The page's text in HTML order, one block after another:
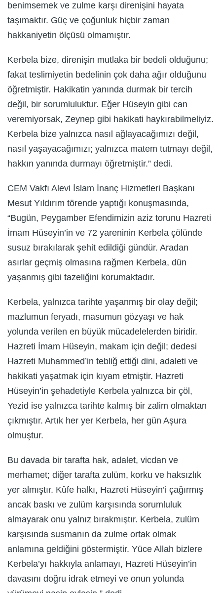
benimsemek ve zulme karşı direnişini hayata
taşımaktır. Güç ve çoğunluk hiçbir zaman
hakkaniyetin ölçüsü olmamıştır.
Kerbela bize, direnişin mutlaka bir bedeli olduğunu;
fakat teslimiyetin bedelinin çok daha ağır olduğunu
öğretmiştir. Hakikatin yanında durmak bir tercih
değil, bir sorumluluktur. Eğer Hüseyin gibi can
veremiyorsak, Zeynep gibi hakikati haykırabilmeliyiz.
Kerbela bize yalnızca nasıl ağlayacağımızı değil,
nasıl yaşayacağımızı; yalnızca matem tutmayı değil,
hakkın yanında durmayı öğretmiştir.” dedi.
CEM Vakfı Alevi İslam İnanç Hizmetleri Başkanı
Mesut Yıldırım törende yaptığı konuşmasında,
“Bugün, Peygamber Efendimizin aziz torunu Hazreti
İmam Hüseyin’in ve 72 yareninin Kerbela çölünde
susuz bırakılarak şehit edildiği gündür. Aradan
asırlar geçmiş olmasına rağmen Kerbela, dün
yaşanmış gibi tazeliğini korumaktadır.
Kerbela, yalnızca tarihte yaşanmış bir olay değil;
mazlumun feryadı, masumun gözyaşı ve hak
yolunda verilen en büyük mücadelelerden biridir.
Hazreti İmam Hüseyin, makam için değil; dedesi
Hazreti Muhammed’in tebliğ ettiği dini, adaleti ve
hakikati yaşatmak için kıyam etmiştir. Hazreti
Hüseyin’in şehadetiyle Kerbela yalnızca bir çöl,
Yezid ise yalnızca tarihte kalmış bir zalim olmaktan
çıkmıştır. Artık her yer Kerbela, her gün Aşura
olmuştur.
Bu davada bir tarafta hak, adalet, vicdan ve
merhamet; diğer tarafta zulüm, korku ve haksızlık
yer almıştır. Kûfe halkı, Hazreti Hüseyin’i çağırmış
ancak baskı ve zulüm karşısında sorumluluk
almayarak onu yalnız bırakmıştır. Kerbela, zulüm
karşısında susmanın da zulme ortak olmak
anlamına geldiğini göstermiştir. Yüce Allah bizlere
Kerbela’yı hakkıyla anlamayı, Hazreti Hüseyin’in
davasını doğru idrak etmeyi ve onun yolunda